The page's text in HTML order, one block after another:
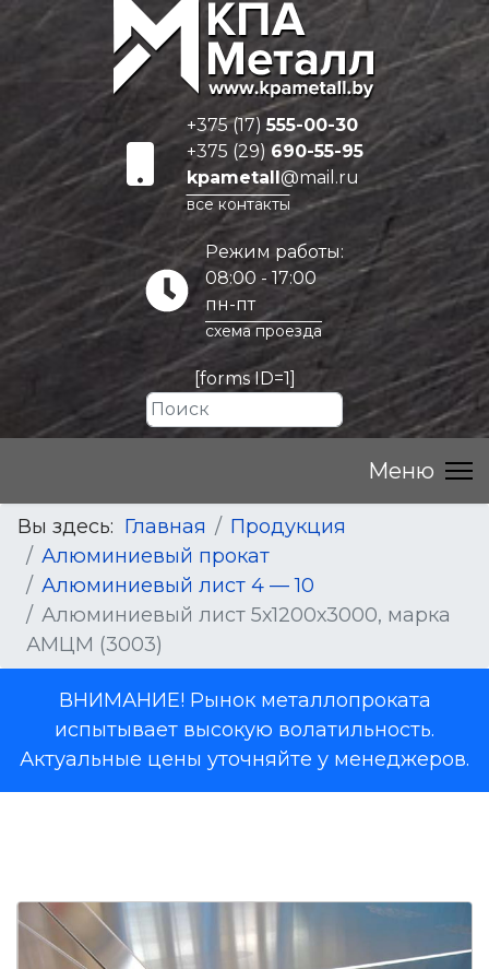
+375 (17)555-00-30
+375 (29) 690-55-95
kpametall@mail.ru
все контакты
Режим работы:
08:00 - 17:00
пн-пт
схема проезда
[forms ID=1]
Вы здесь: Главная
Продукция
Алюминиевый прокат
Алюминиевый лист 4 — 10
Алюминиевый лист 5х1200х3000, марка
АМЦМ (3003)
ВНИМАНИЕ! Рынок металлопроката
испытывает высокую волатильность.
Актуальные цены уточняйте у менеджеров.